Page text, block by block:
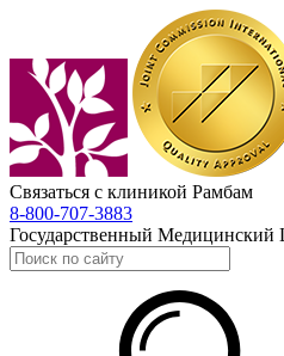
Связаться с клиникой Рамбам
8-800-707-3883
Государственный Медицинский